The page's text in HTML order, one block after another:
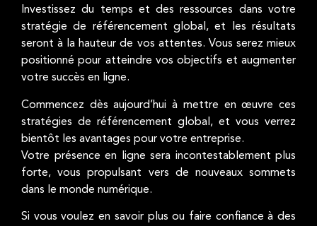
Investissez du temps et des ressources dans votre
stratégie de référencement global, et les résultats
seront à la hauteur de vos attentes. Vous serez mieux
positionné pour atteindre vos objectifs et augmenter
votre succès en ligne.
Commencez dès aujourd’hui à mettre en œuvre ces
stratégies de référencement global, et vous verrez
bientôt les avantages pour votre entreprise.
Votre présence en ligne sera incontestablement plus
forte, vous propulsant vers de nouveaux sommets
dans le monde numérique.
Si vous voulez en savoir plus ou faire confiance à des